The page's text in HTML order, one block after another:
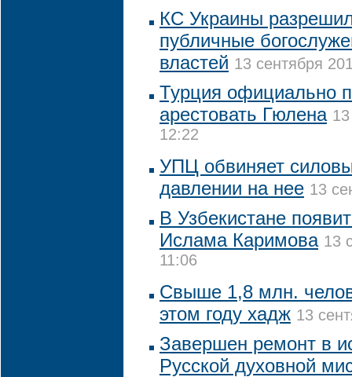
КС Украины
публичные
властей 13 сентября
Турция официально
арестовать Гюлена
12:22
УПЦ обвиняет
давлении на нее 13
В Узбекистане
Ислама Каримова 13
11:06
Свыше 1,8 млн.
этом году хадж 13
Завершен ремонт в
Русской духовной